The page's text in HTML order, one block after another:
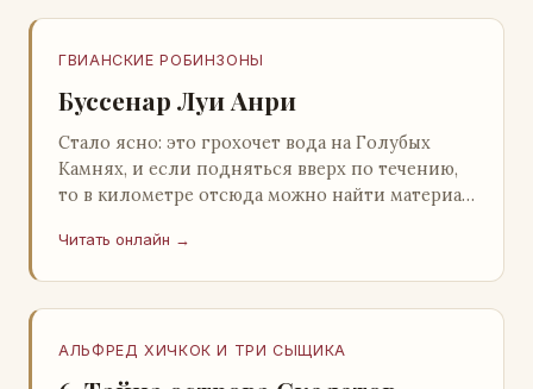
ГВИАНСКИЕ РОБИНЗОНЫ
Буссенар Луи Анри
Стало ясно: это грохочет вода на Голубых
Камнях, и если подняться вверх по течению,
то в километре отсюда можно найти материал
крас…
Читать онлайн →
АЛЬФРЕД ХИЧКОК И ТРИ СЫЩИКА